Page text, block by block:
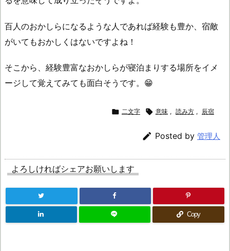
百人のおかしらになるような人であれば経験も豊か、宿敵
がいてもおかしくはないですよね！
そこから、経験豊富なおかしらが寝泊まりする場所をイメ
ージして覚えてみても面白そうです。😁
 二文字  意味 , 読み方 , 辰宿
 Posted by 管理人
よろしければシェアお願いします
Copy